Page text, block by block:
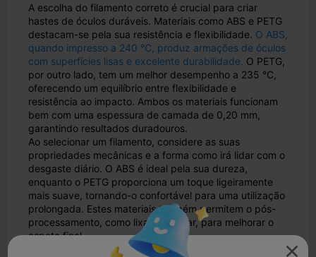
A escolha do filamento correto é crucial para criar
hastes de óculos duráveis. Materiais como ABS e PETG
destacam-se pela sua resistência e flexibilidade. O ABS,
quando impresso a 240 °C, produz armações de óculos
com superfícies lisas e excelente durabilidade. O PETG,
por outro lado, tem um melhor desempenho a 235 °C,
oferecendo um equilíbrio entre flexibilidade e
resistência ao impacto. Ambos os materiais funcionam
bem com uma espessura de camada de 0,20 mm,
garantindo resultados duradouros.
Ao selecionar um filamento, considere as suas
propriedades mecânicas e a forma como irá lidar com o
desgaste diário. O ABS é ideal pela sua dureza,
enquanto o PETG proporciona um toque ligeiramente
mais suave, tornando-o confortável para uma utilização
prolongada. Estes materiais também permitem o pós-
processamento, como lixar ou pintar, para melhorar o
aspeto final.
Caraterísticas recomendadas da
